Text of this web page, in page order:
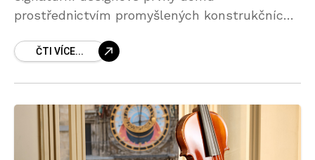
prostřednictvím promyšlených konstrukčních
a hodinářským řemeslem se odráží napříč
ČTI VÍCE...